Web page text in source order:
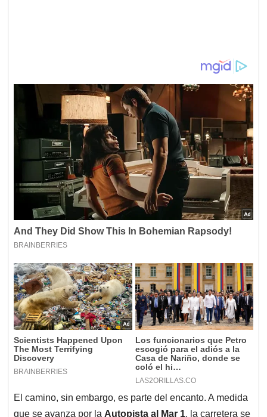
El camino, sin embargo, es parte del encanto. A medida
que se avanza por la Autopista al Mar 1, la carretera se